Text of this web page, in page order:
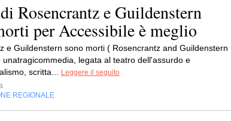
Rosencrantz e Guildenstern
per Accessibile è meglio
e Guildenstern sono morti ( Rosencrantz and Guildenstern
unatragicommedia, legata al teatro dell'assurdo e
scritta...
Leggere il seguito
REGIONALE